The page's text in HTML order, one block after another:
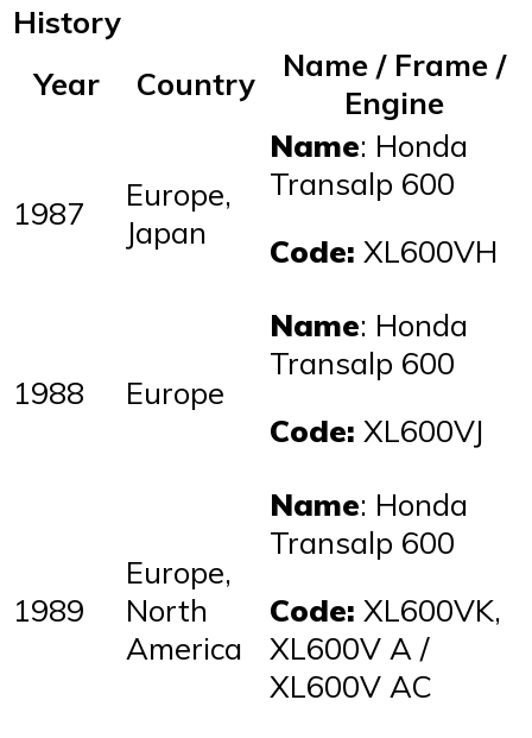
History
Year
Country
Name / Frame /
Engine
1987
Europe,
Japan
Name: Honda
Transalp 600
Code: XL600VH
1988 Europe
Name: Honda
Transalp 600
Code: XL600VJ
1989
Europe,
North
America
Name: Honda
Transalp 600
Code: XL600VK,
XL600V A /
XL600V AC